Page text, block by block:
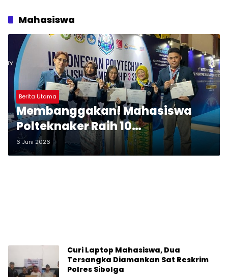
Mahasiswa
Berita Utama
Membanggakan! Mahasiswa
Polteknaker Raih 10
Penghargaan di Dua Ajang
Nasional
6 Juni 2026
Curi Laptop Mahasiswa, Dua
Tersangka Diamankan Sat Reskrim
Polres Sibolga